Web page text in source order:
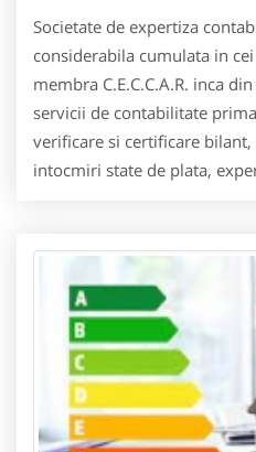
Societate de expertiza
considerabila cumulata in
membra C.E.C.C.A.R. inca
servicii de contabilitate
verificare si certificare bilant,
intocmiri state de plata,